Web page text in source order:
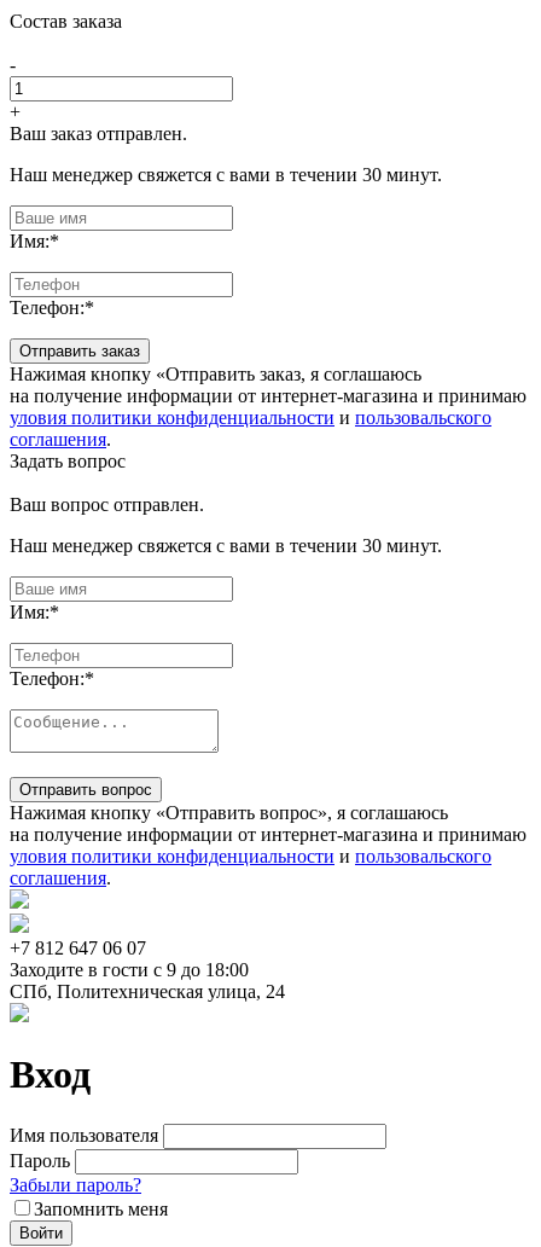
Состав заказа
-
+
Ваш заказ отправлен.
Наш менеджер свяжется с вами в течении 30 минут.
Имя:*
Телефон:*
Отправить заказ
Нажимая кнопку «Отправить заказ, я соглашаюсь
на получение информации от интернет-магазина и принимаю
уловия политики конфиденциальности и пользовальского
соглашения.
Задать вопрос
Ваш вопрос отправлен.
Наш менеджер свяжется с вами в течении 30 минут.
Имя:*
Телефон:*
Отправить вопрос
Нажимая кнопку «Отправить вопрос», я соглашаюсь
на получение информации от интернет-магазина и принимаю
уловия политики конфиденциальности и пользовальского
соглашения.
+7 812 647 06 07
Заходите в гости c 9 до 18:00
СПб, Политехническая улица, 24
Вход
Имя пользователя
Пароль
Забыли пароль?
Запомнить меня